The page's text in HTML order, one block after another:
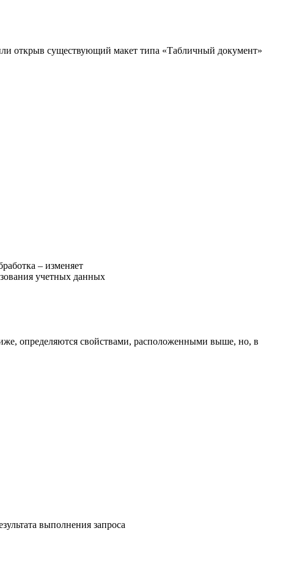
открыв существующий макет типа «Табличный документ»
– изменяет
учетных данных
определяются свойствами, расположенными выше, но, в
выполнения запроса